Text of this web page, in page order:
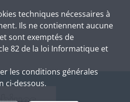
techniques nécessaires à
Ils ne contiennent aucune
sont exemptés de
82 de la loi Informatique et
les conditions générales
ci-dessous.